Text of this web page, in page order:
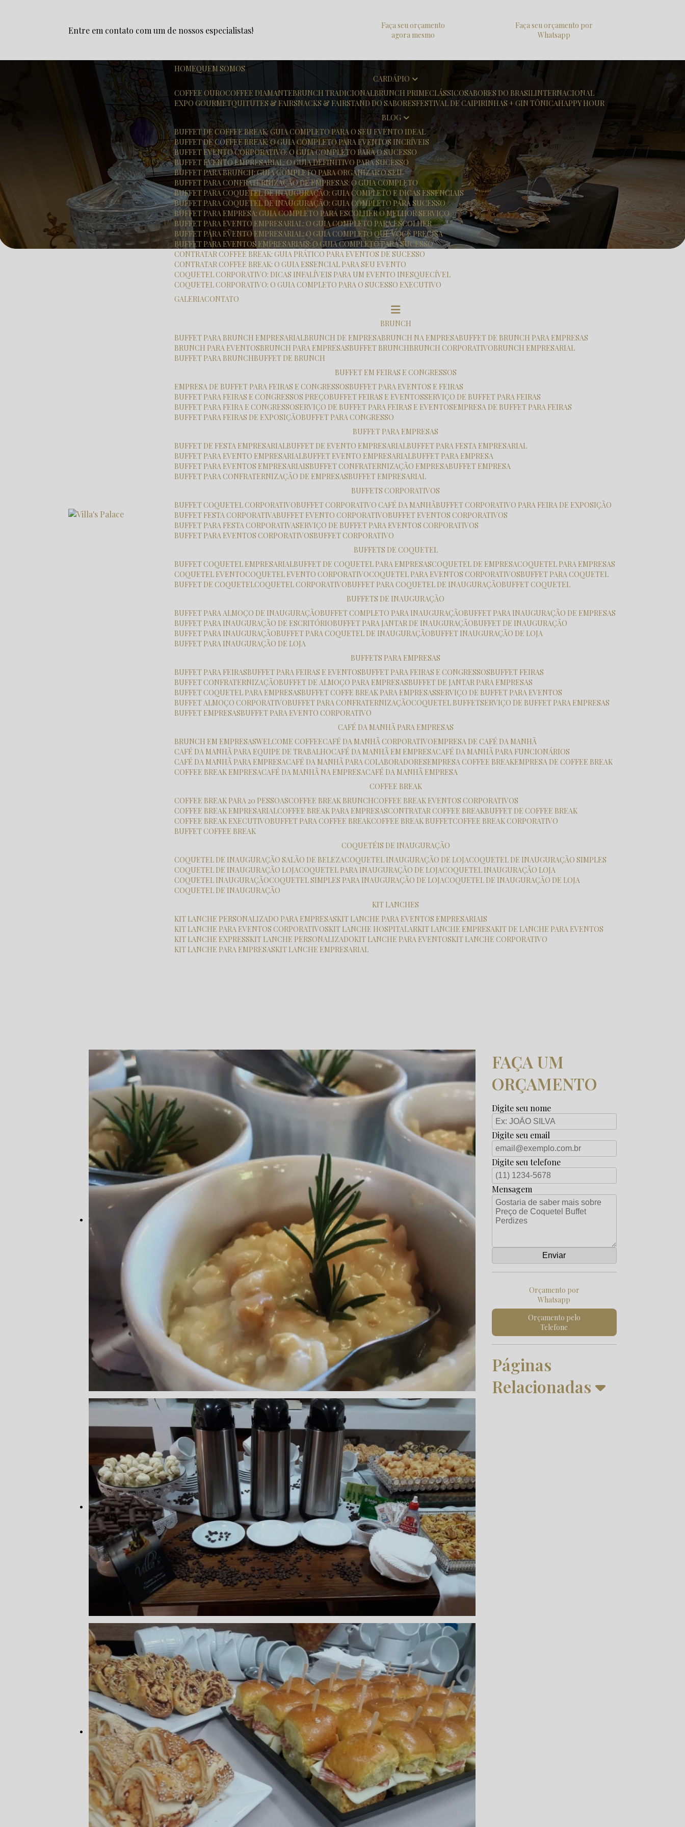
Entre em contato com um de nossos especialistas!
Faça seu orçamento
agora mesmo
Faça seu orçamento por
Whatsapp
HOME
QUEM SOMOS
CARDÁPIO
COFFEE OURO COFFEE DIAMANTE BRUNCH TRADICIONAL BRUNCH PRIME CLÁSSICO SABORES DO BRASIL INTERNACIONAL
EXPO GOURMET QUITUTES & FAIR SNACKS & FAIR STAND DO SABORES FESTIVAL DE CAIPIRINHAS + GIN TÔNICA
HAPPY HOUR
BLOG
BUFFET DE COFFEE BREAK: GUIA COMPLETO PARA O SEU EVENTO IDEAL
BUFFET DE COFFEE BREAK: O GUIA COMPLETO PARA EVENTOS INCRÍVEIS
BUFFET EVENTO CORPORATIVO: O GUIA COMPLETO PARA O SUCESSO
BUFFET EVENTO EMPRESARIAL: O GUIA DEFINITIVO PARA SUCESSO
BUFFET PARA BRUNCH: GUIA COMPLETO PARA ORGANIZAR O SEU
BUFFET PARA CONFRATERNIZAÇÃO DE EMPRESAS: O GUIA COMPLETO
BUFFET PARA COQUETEL DE INAUGURAÇÃO: GUIA COMPLETO E DICAS ESSENCIAIS
BUFFET PARA COQUETEL DE INAUGURAÇÃO: GUIA COMPLETO PARA SUCESSO
BUFFET PARA EMPRESA: GUIA COMPLETO PARA ESCOLHER O MELHOR SERVIÇO
BUFFET PARA EVENTO EMPRESARIAL: O GUIA COMPLETO PARA ESCOLHER
BUFFET PARA EVENTO EMPRESARIAL: O GUIA COMPLETO QUE VOCÊ PRECISA
BUFFET PARA EVENTOS EMPRESARIAIS: O GUIA COMPLETO PARA SUCESSO
CONTRATAR COFFEE BREAK: GUIA PRÁTICO PARA EVENTOS DE SUCESSO
CONTRATAR COFFEE BREAK: O GUIA ESSENCIAL PARA SEU EVENTO
COQUETEL CORPORATIVO: DICAS INFALÍVEIS PARA UM EVENTO INESQUECÍVEL
COQUETEL CORPORATIVO: O GUIA COMPLETO PARA O SUCESSO EXECUTIVO
GALERIA CONTATO
BRUNCH
BUFFET PARA BRUNCH EMPRESARIAL BRUNCH DE EMPRESA BRUNCH NA EMPRESA BUFFET DE BRUNCH PARA EMPRESAS
BRUNCH PARA EVENTOS BRUNCH PARA EMPRESAS BUFFET BRUNCH BRUNCH CORPORATIVO BRUNCH EMPRESARIAL
BUFFET PARA BRUNCH BUFFET DE BRUNCH
BUFFET EM FEIRAS E CONGRESSOS
EMPRESA DE BUFFET PARA FEIRAS E CONGRESSOS BUFFET PARA EVENTOS E FEIRAS
BUFFET PARA FEIRAS E CONGRESSOS PREÇO BUFFET FEIRAS E EVENTOS SERVIÇO DE BUFFET PARA FEIRAS
BUFFET PARA FEIRA E CONGRESSO SERVIÇO DE BUFFET PARA FEIRAS E EVENTOS EMPRESA DE BUFFET PARA FEIRAS
BUFFET PARA FEIRAS DE EXPOSIÇÃO BUFFET PARA CONGRESSO
BUFFET PARA EMPRESAS
BUFFET DE FESTA EMPRESARIAL BUFFET DE EVENTO EMPRESARIAL BUFFET PARA FESTA EMPRESARIAL
BUFFET PARA EVENTO EMPRESARIAL BUFFET EVENTO EMPRESARIAL BUFFET PARA EMPRESA
BUFFET PARA EVENTOS EMPRESARIAIS BUFFET CONFRATERNIZAÇÃO EMPRESA BUFFET EMPRESA
BUFFET PARA CONFRATERNIZAÇÃO DE EMPRESAS BUFFET EMPRESARIAL
BUFFETS CORPORATIVOS
BUFFET COQUETEL CORPORATIVO BUFFET CORPORATIVO CAFÉ DA MANHÃ BUFFET CORPORATIVO PARA FEIRA DE EXPOSIÇÃO
BUFFET FESTA CORPORATIVA BUFFET EVENTO CORPORATIVO BUFFET EVENTOS CORPORATIVOS
BUFFET PARA FESTA CORPORATIVA SERVIÇO DE BUFFET PARA EVENTOS CORPORATIVOS
BUFFET PARA EVENTOS CORPORATIVOS BUFFET CORPORATIVO
BUFFETS DE COQUETEL
BUFFET COQUETEL EMPRESARIAL BUFFET DE COQUETEL PARA EMPRESAS COQUETEL DE EMPRESA COQUETEL PARA EMPRESAS
COQUETEL EVENTO COQUETEL EVENTO CORPORATIVO COQUETEL PARA EVENTOS CORPORATIVOS BUFFET PARA COQUETEL
BUFFET DE COQUETEL COQUETEL CORPORATIVO BUFFET PARA COQUETEL DE INAUGURAÇÃO BUFFET COQUETEL
BUFFETS DE INAUGURAÇÃO
BUFFET PARA ALMOÇO DE INAUGURAÇÃO BUFFET COMPLETO PARA INAUGURAÇÃO BUFFET PARA INAUGURAÇÃO DE EMPRESAS
BUFFET PARA INAUGURAÇÃO DE ESCRITÓRIO BUFFET PARA JANTAR DE INAUGURAÇÃO BUFFET DE INAUGURAÇÃO
BUFFET PARA INAUGURAÇÃO BUFFET PARA COQUETEL DE INAUGURAÇÃO BUFFET INAUGURAÇÃO DE LOJA
BUFFET PARA INAUGURAÇÃO DE LOJA
BUFFETS PARA EMPRESAS
BUFFET PARA FEIRAS BUFFET PARA FEIRAS E EVENTOS BUFFET PARA FEIRAS E CONGRESSOS BUFFET FEIRAS
BUFFET CONFRATERNIZAÇÃO BUFFET DE ALMOÇO PARA EMPRESAS BUFFET DE JANTAR PARA EMPRESAS
BUFFET COQUETEL PARA EMPRESAS BUFFET COFFE BREAK PARA EMPRESAS SERVIÇO DE BUFFET PARA EVENTOS
BUFFET ALMOÇO CORPORATIVO BUFFET PARA CONFRATERNIZAÇÃO COQUETEL BUFFET SERVIÇO DE BUFFET PARA EMPRESAS
BUFFET EMPRESAS BUFFET PARA EVENTO CORPORATIVO
CAFÉ DA MANHÃ PARA EMPRESAS
BRUNCH EM EMPRESAS
WELCOME COFFEE CAFÉ DA MANHÃ CORPORATIVO EMPRESA DE CAFÉ DA MANHÃ
CAFÉ DA MANHÃ PARA EQUIPE DE TRABALHO CAFÉ DA MANHÃ EM EMPRESA CAFÉ DA MANHÃ PARA FUNCIONÁRIOS
CAFÉ DA MANHÃ PARA EMPRESA CAFÉ DA MANHÃ PARA COLABORADORES EMPRESA COFFEE BREAK EMPRESA DE COFFEE BREAK
COFFEE BREAK EMPRESA CAFÉ DA MANHÃ NA EMPRESA CAFÉ DA MANHÃ EMPRESA
COFFEE BREAK
COFFEE BREAK PARA 20 PESSOAS COFFEE BREAK BRUNCH COFFEE BREAK EVENTOS CORPORATIVOS
COFFEE BREAK EMPRESARIAL COFFEE BREAK PARA EMPRESAS CONTRATAR COFFEE BREAK BUFFET DE COFFEE BREAK
COFFEE BREAK EXECUTIVO BUFFET PARA COFFEE BREAK COFFEE BREAK BUFFET COFFEE BREAK CORPORATIVO
BUFFET COFFEE BREAK
COQUETÉIS DE INAUGURAÇÃO
COQUETEL DE INAUGURAÇÃO SALÃO DE BELEZA COQUETEL INAUGURAÇÃO DE LOJA COQUETEL DE INAUGURAÇÃO SIMPLES
COQUETEL DE INAUGURAÇÃO LOJA COQUETEL PARA INAUGURAÇÃO DE LOJA COQUETEL INAUGURAÇÃO LOJA
COQUETEL INAUGURAÇÃO COQUETEL SIMPLES PARA INAUGURAÇÃO DE LOJA COQUETEL DE INAUGURAÇÃO DE LOJA
COQUETEL DE INAUGURAÇÃO
KIT LANCHES
KIT LANCHE PERSONALIZADO PARA EMPRESAS KIT LANCHE PARA EVENTOS EMPRESARIAIS
KIT LANCHE PARA EVENTOS CORPORATIVOS KIT LANCHE HOSPITALAR KIT LANCHE EMPRESA KIT DE LANCHE PARA EVENTOS
KIT LANCHE EXPRESS KIT LANCHE PERSONALIZADO KIT LANCHE PARA EVENTOS KIT LANCHE CORPORATIVO
KIT LANCHE PARA EMPRESAS KIT LANCHE EMPRESARIAL
FAÇA UM
ORÇAMENTO
Digite seu nome
Digite seu email
Digite seu telefone
Mensagem
Orçamento por
Whatsapp
Orçamento pelo
Telefone
Páginas
Relacionadas